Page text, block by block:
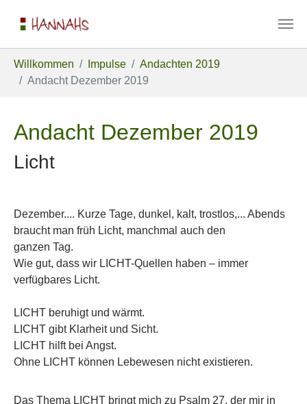
Willkommen Impulse
Andachten 2019
Andacht Dezember 2019
Andacht Dezember 2019
Licht
Dezember.... Kurze Tage, dunkel, kalt, trostlos,... Abends
braucht man früh Licht, manchmal auch den
ganzen Tag.
Wie gut, dass wir LICHT-Quellen haben – immer
verfügbares Licht.
LICHT beruhigt und wärmt.
LICHT gibt Klarheit und Sicht.
LICHT hilft bei Angst.
Ohne LICHT können Lebewesen nicht existieren.
Das Thema LICHT bringt mich zu Psalm 27, der mir in